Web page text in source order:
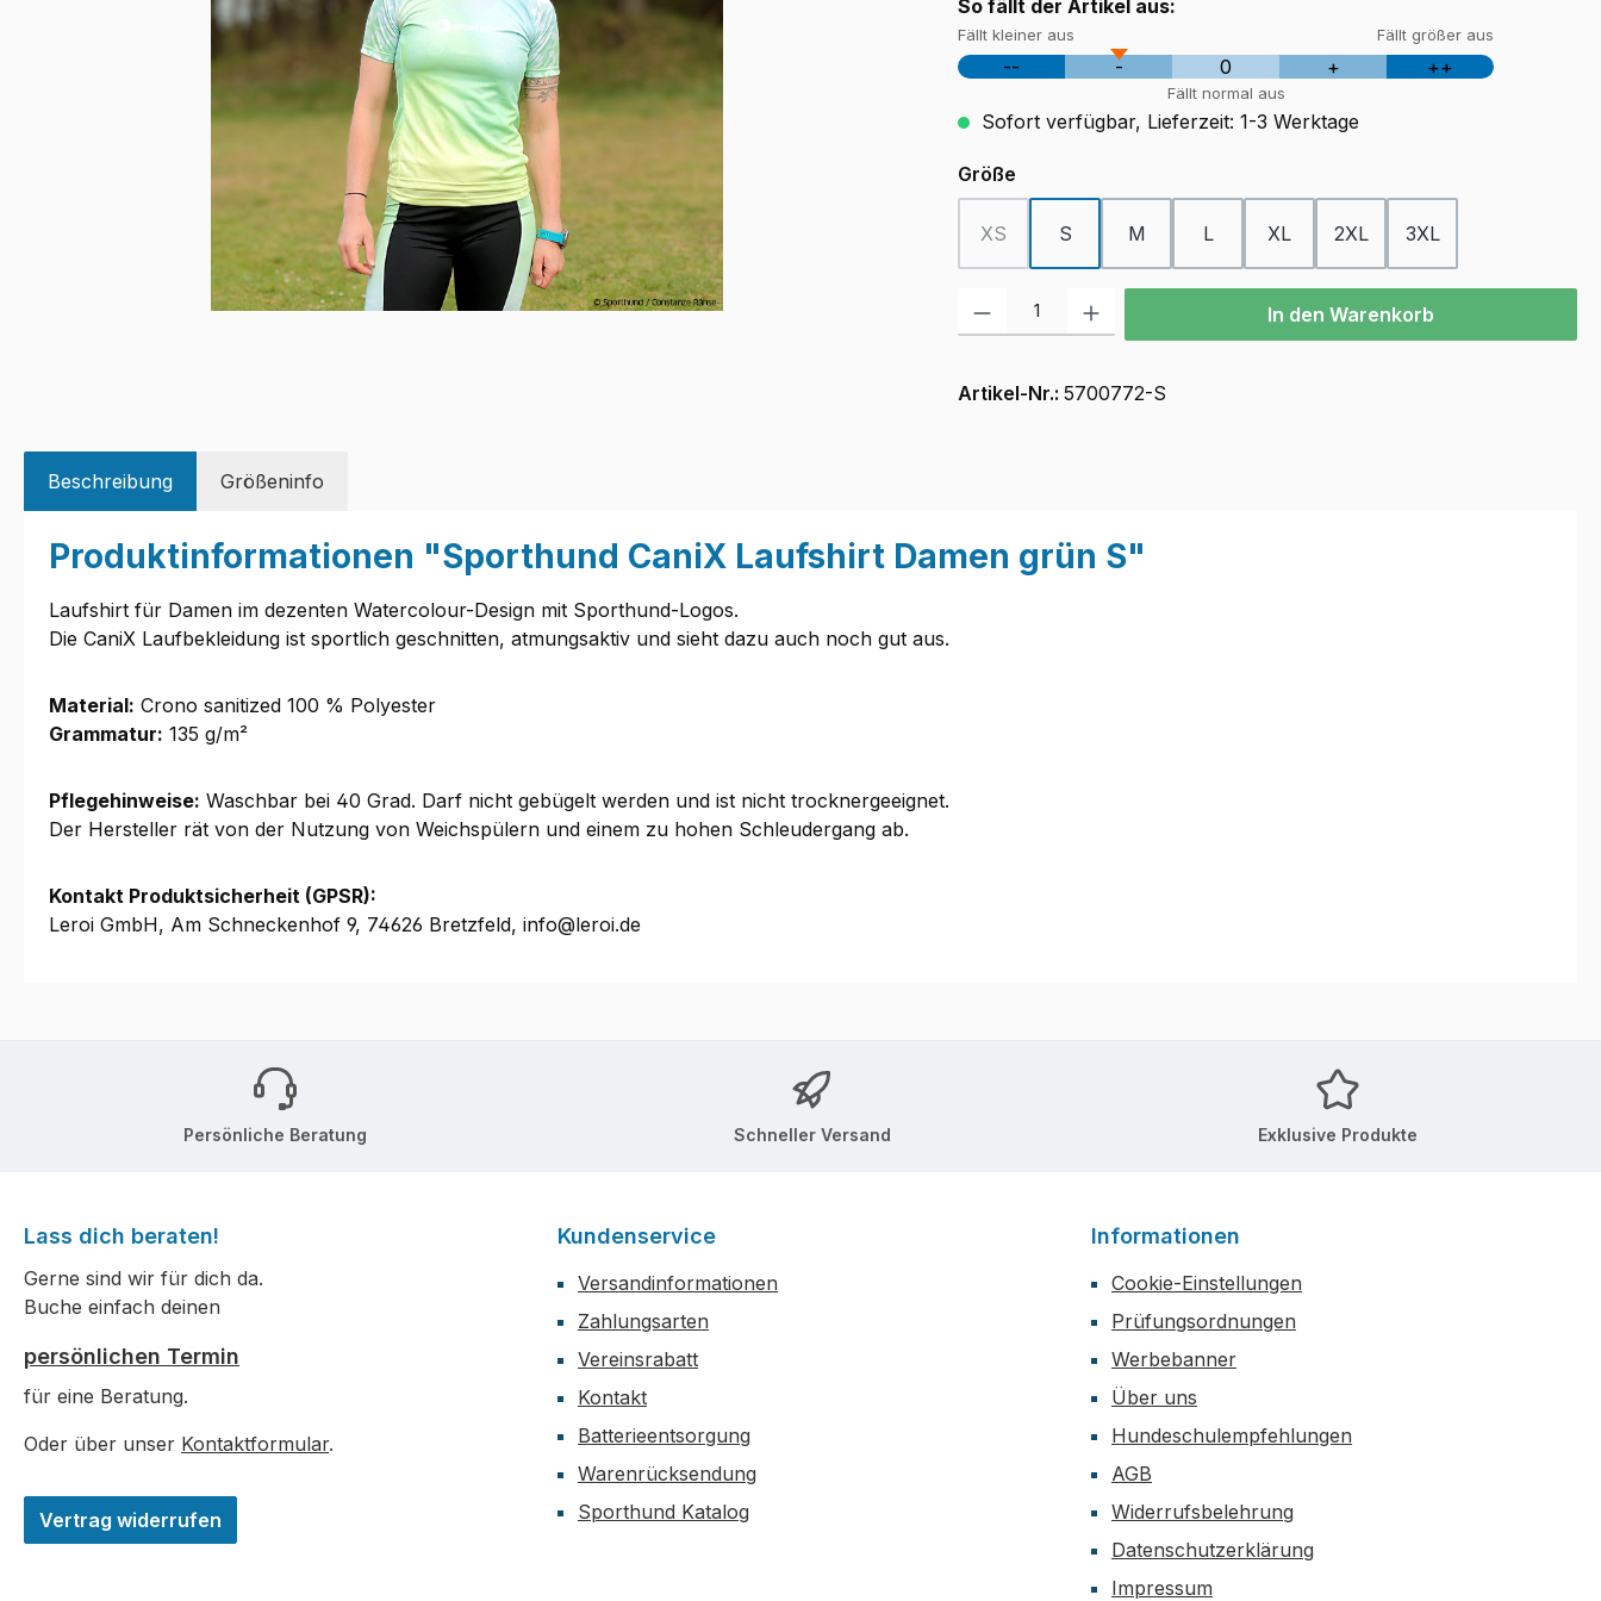
So fällt der Artikel aus:
Fällt kleiner aus Fällt größer aus
-- - 0 + ++
Fällt normal aus
Sofort verfügbar, Lieferzeit: 1-3 Werktage
Größe
XS
(Diese Option ist zurzeit nicht verfügbar.)
S M L XL 2XL 3XL
Produkt Anzahl: Gib den gewünschten Wert ein oder benutze die Schaltflächen
In den Warenkorb
Artikel-Nr.: 5700772-S
Beschreibung Größeninfo
Produktinformationen "Sporthund CaniX Laufshirt Damen grün S"
Laufshirt für Damen im dezenten Watercolour-Design mit Sporthund-Logos.
Die CaniX Laufbekleidung ist sportlich geschnitten, atmungsaktiv und sieht dazu auch noch gut aus.
Material: Crono sanitized 100 % Polyester
Grammatur: 135 g/m²
Pflegehinweise: Waschbar bei 40 Grad. Darf nicht gebügelt werden und ist nicht trocknergeeignet.
Der Hersteller rät von der Nutzung von Weichspülern und einem zu hohen Schleudergang ab.
Kontakt Produktsicherheit (GPSR):
Leroi GmbH, Am Schneckenhof 9, 74626 Bretzfeld, info@leroi.de
Persönliche Beratung Schneller Versand Exklusive Produkte
Lass dich beraten!
Gerne sind wir für dich da.
Buche einfach deinen
persönlichen Termin
für eine Beratung.
Oder über unser Kontaktformular.
Vertrag widerrufen
Kundenservice
Versandinformationen
Zahlungsarten
Vereinsrabatt
Kontakt
Batterieentsorgung
Warenrücksendung
Sporthund Katalog
Informationen
Cookie-Einstellungen
Prüfungsordnungen
Werbebanner
Über uns
Hundeschulempfehlungen
AGB
Widerrufsbelehrung
Datenschutzerklärung
Impressum